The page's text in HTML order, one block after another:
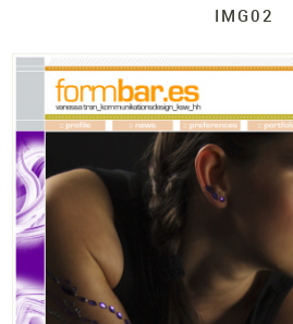
IMG02